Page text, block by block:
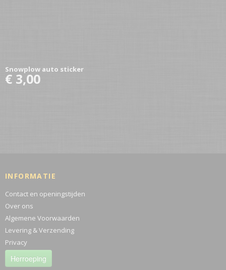
Snowplow auto sticker
€ 3,00
INFORMATIE
Contact en openingstijden
Over ons
Algemene Voorwaarden
Levering & Verzending
Privacy
Herroeping